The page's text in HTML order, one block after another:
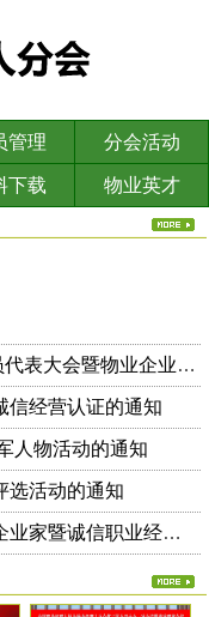
管理 分会活动
下载
物业英才
中职协物业经理人分会二届四次会员代表大会暨物业企业依法合规诚信经营主题研讨会的通知
信经营认证的通知
人物活动的通知
选活动的通知
关于开展2024年全国物业诚信百强企业家暨诚信职业经理人的通知